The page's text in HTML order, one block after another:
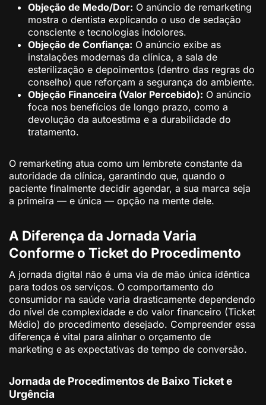
Objeção de Medo/Dor: O anúncio de remarketing
mostra o dentista explicando o uso de sedação
consciente e tecnologias indolores.
Objeção de Confiança: O anúncio exibe as
instalações modernas da clínica, a sala de
esterilização e depoimentos (dentro das regras do
conselho) que reforçam a segurança do ambiente.
Objeção Financeira (Valor Percebido): O anúncio
foca nos benefícios de longo prazo, como a
devolução da autoestima e a durabilidade do
tratamento.
O remarketing atua como um lembrete constante da
autoridade da clínica, garantindo que, quando o
paciente finalmente decidir agendar, a sua marca seja
a primeira — e única — opção na mente dele.
A Diferença da Jornada Varia
Conforme o Ticket do Procedimento
A jornada digital não é uma via de mão única idêntica
para todos os serviços. O comportamento do
consumidor na saúde varia drasticamente dependendo
do nível de complexidade e do valor financeiro (Ticket
Médio) do procedimento desejado. Compreender essa
diferença é vital para alinhar o orçamento de
marketing e as expectativas de tempo de conversão.
Jornada de Procedimentos de Baixo Ticket e
Urgência